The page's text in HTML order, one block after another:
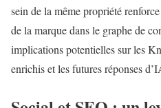
sein de la même propriété
de la marque dans le graphe de
implications potentielles sur les
enrichis et les futures réponses